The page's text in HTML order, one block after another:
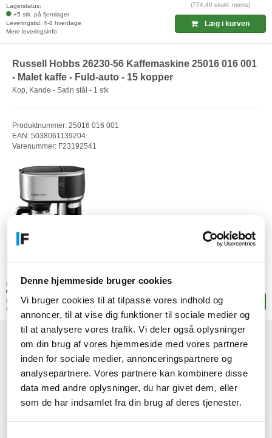
Denne hjemmeside bruger cookies
Vi bruger cookies til at tilpasse vores indhold og
annoncer, til at vise dig funktioner til sociale medier og
til at analysere vores trafik. Vi deler også oplysninger
om din brug af vores hjemmeside med vores partnere
inden for sociale medier, annonceringspartnere og
analysepartnere. Vores partnere kan kombinere disse
data med andre oplysninger, du har givet dem, eller
som de har indsamlet fra din brug af deres tjenester.
Lagerstatus:
+5 stk. på fjernlager
Leveringstid: 4-8 hverdage
Mere leveringsinfo
(774,40 ekskl. moms)
Læg i kurven
Russell Hobbs 26230-56 Kaffemaskine 25016 016 001
- Malet kaffe - Fuld-auto - 15 kopper
Kop, Kande - Satin stål - 1 stk
Produktnummer: 25016 016 001
EAN: 5038061139204
Varenummer: F23192541
Lagerstatus:
Leveringstid: 4-8 hverdage
Mere leveringsinfo
Læg i kurven
1 2 3 →